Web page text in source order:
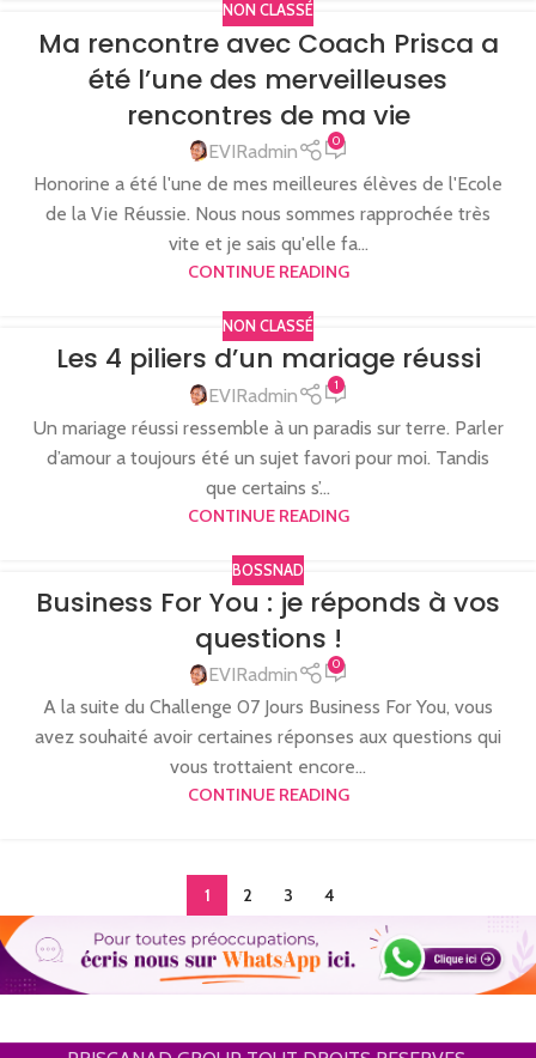
NON CLASSÉ
Ma rencontre avec Coach Prisca a
été l’une des merveilleuses
rencontres de ma vie
EVIRadmin 0
Honorine a été l'une de mes meilleures élèves de l'Ecole
de la Vie Réussie. Nous nous sommes rapprochée très
vite et je sais qu'elle fa...
CONTINUE READING
NON CLASSÉ
Les 4 piliers d’un mariage réussi
EVIRadmin 1
Un mariage réussi ressemble à un paradis sur terre. Parler
d’amour a toujours été un sujet favori pour moi. Tandis
que certains s’...
CONTINUE READING
BOSSNAD
Business For You : je réponds à vos
questions !
EVIRadmin 0
A la suite du Challenge 07 Jours Business For You, vous
avez souhaité avoir certaines réponses aux questions qui
vous trottaient encore...
CONTINUE READING
1 2 3 4